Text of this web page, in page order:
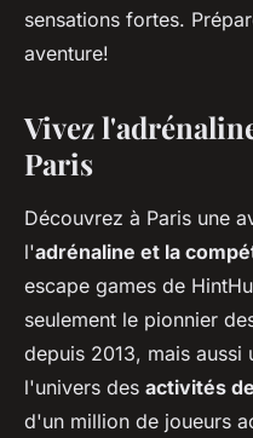
sensations fortes.
aventure!
Vivez
Paris
Découvrez à Paris une
l'adrénaline et la
escape games de
seulement le pionnier
depuis 2013, mais aussi
l'univers des activités
d'un million de joueurs